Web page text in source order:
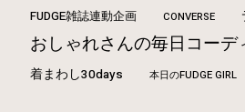
FUDGE雑誌連動企画 CONVERSE
おしゃれさんの毎日コーデ
着まわし30days 本日のFUDGE GIRL